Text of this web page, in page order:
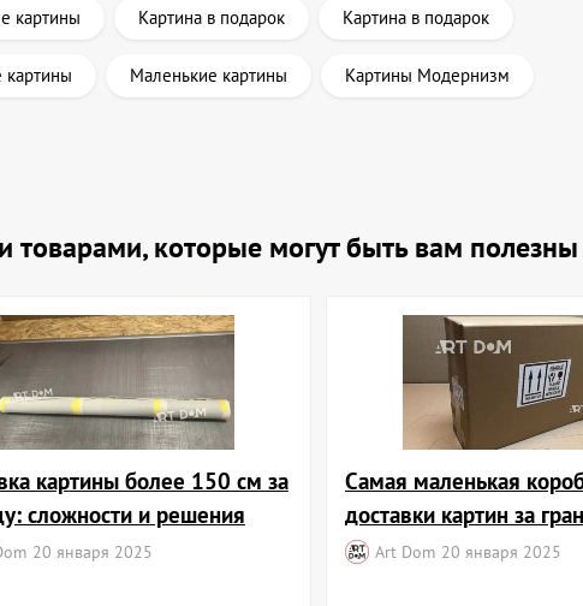
картины Картина в подарок Картина в подарок
Маленькие картины Картины Модернизм
товарами, которые могут быть вам полезны
картины более 150 см за
сложности и решения
20 января 2025
Самая маленькая
доставки картин за
Art Dom 20 января 2025